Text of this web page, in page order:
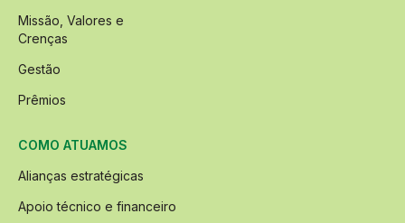
Missão, Valores e
Crenças
Gestão
Prêmios
COMO ATUAMOS
Alianças estratégicas
Apoio técnico e financeiro